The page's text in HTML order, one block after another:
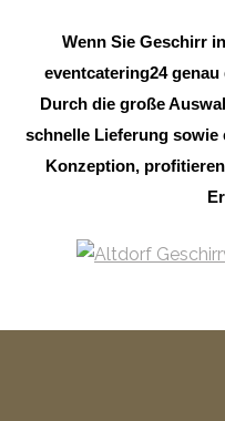
Wenn Sie Geschirr
eventcatering24
Durch die große
schnelle Lieferung sowie
Konzeption,